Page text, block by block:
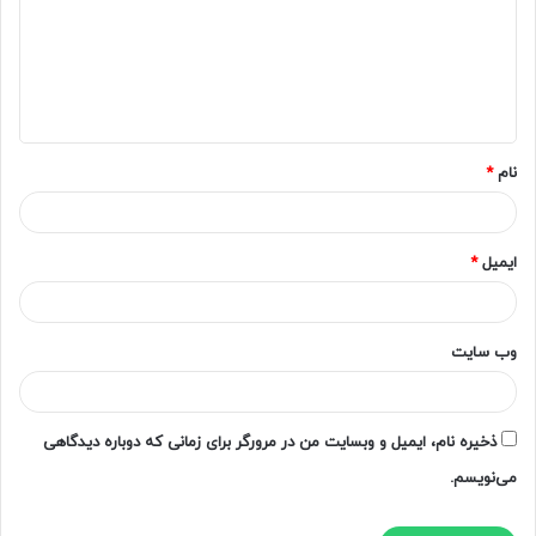
شرکت‌های زیرمجموعه و اشخاص مرتبط با بانک: منافعی که
سهامداران و اشخاص مرتبط با آن‌ها از فعالیت بانک می‌برند
تنها در صورت سود وزیان بانک نمایان نمی‌شود. سهامداران
بانک ترجیح می‌دهند با استفاده از خلاهای قانونی یا دور
زدن قوانین نظارتی حداکثر بهره را از رانت تسهیلات ارزان
قیمت (که در زیر کلید آن‌ها است) ببرند. طی 9 ماهه 1403
مجموع بانک‌ها حدود 321 همت به شرکت‌ها و افراد
زیرمجموعه خود تسهیلات پرداخت کرده‌اند که با احتساب
شرکت‌های لایه‌ای بانک‌ها و تسهیلات ثبت شده در ردیف
*
نام*
ایمیل*
وب‌ سایت
ذخیره نام، ایمیل و وبسایت من در مرورگر برای زمانی که دوباره دیدگاهی
می‌نویسم.